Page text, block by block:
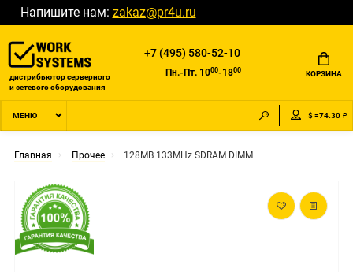
Напишите нам: zakaz@pr4u.ru
дистрибьютор серверного
и сетевого оборудования
+7 (495) 580-52-10
Пн.-Пт. 1000-1800 КОРЗИНА
МЕНЮ $ =74.30 ₽
Главная Прочее 128MB 133MHz SDRAM DIMM